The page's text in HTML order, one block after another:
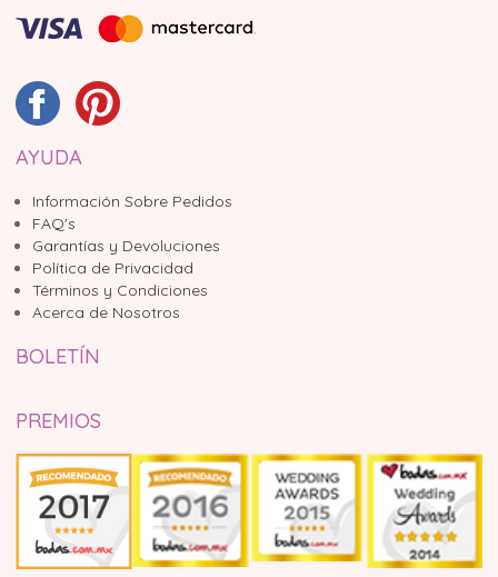
AYUDA
Información Sobre Pedidos
FAQ's
Garantías y Devoluciones
Política de Privacidad
Términos y Condiciones
Acerca de Nosotros
BOLETÍN
PREMIOS